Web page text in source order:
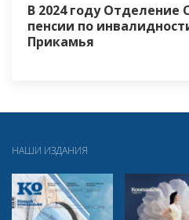
В 2024 году Отделение
пенсии по
Прикамья
НАШИ ИЗДАНИЯ